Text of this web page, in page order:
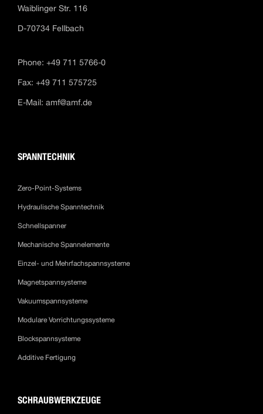
Waiblinger Str. 116
D-70734 Fellbach
Phone: +49 711 5766-0
Fax: +49 711 575725
E-Mail: amf@amf.de
SPANNTECHNIK
Zero-Point-Systems
Hydraulische Spanntechnik
Schnellspanner
Mechanische Spannelemente
Einzel- und Mehrfachspannsysteme
Magnetspannsysteme
Vakuumspannsysteme
Modulare Vorrichtungssysteme
Blockspannsysteme
Additive Fertigung
SCHRAUBWERKZEUGE